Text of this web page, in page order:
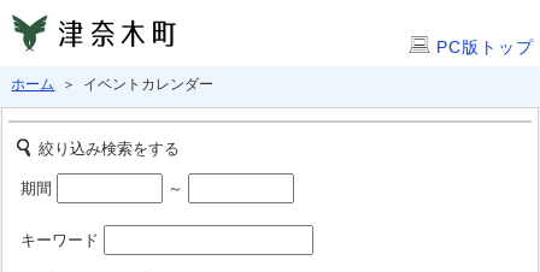
PC版トップ
ホーム ＞ イベントカレンダー
絞り込み検索をする
期間 ～
キーワード